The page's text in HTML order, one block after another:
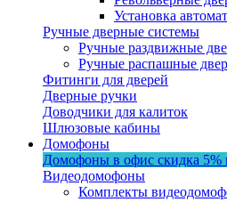
Установка
Ручные дверные системы
Ручные раздвижные
Ручные распашные
Фитинги для дверей
Дверные ручки
Доводчики для калиток
Шлюзовые кабины
Домофоны
Домофоны в офис скидка 5%
Видеодомофоны
Комплекты